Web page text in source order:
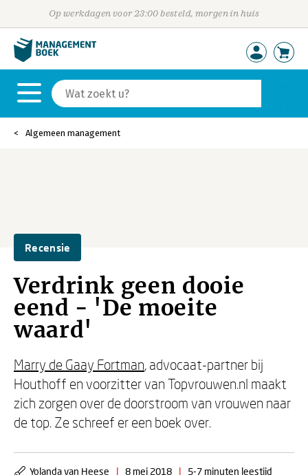
Op werkdagen voor 23:00 besteld, morgen in huis
Algemeen management
Recensie
Verdrink geen dooie
eend - 'De moeite
waard'
Marry de Gaay Fortman, advocaat-partner bij
Houthoff en voorzitter van Topvrouwen.nl maakt
zich zorgen over de doorstroom van vrouwen naar
de top. Ze schreef er een boek over.
Yolanda van Heese | 8 mei 2018 | 5-7 minuten leestijd